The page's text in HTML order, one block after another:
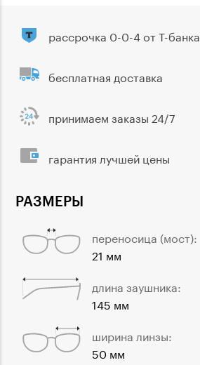
РАЗМЕРЫ
переносица (мост):
21 мм
длина заушника:
145 мм
ширина линзы:
50 мм
рассрочка 0-0-4 от Т-банка
бесплатная доставка
принимаем заказы 24/7
гарантия лучшей цены